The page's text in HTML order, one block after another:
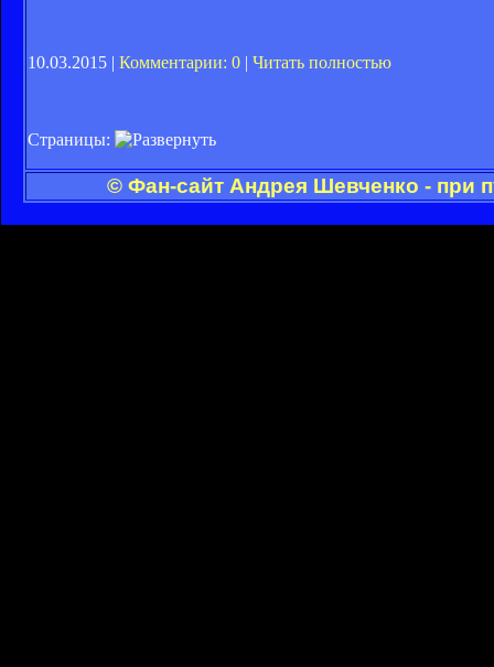
10.03.2015 | Комментарии: 0 | Читать полностью
Страницы:
© Фан-сайт Андрея Шевченко - при